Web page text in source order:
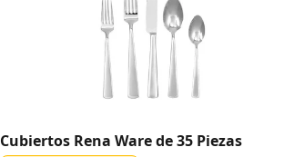
Cubiertos Rena Ware de 35 Piezas